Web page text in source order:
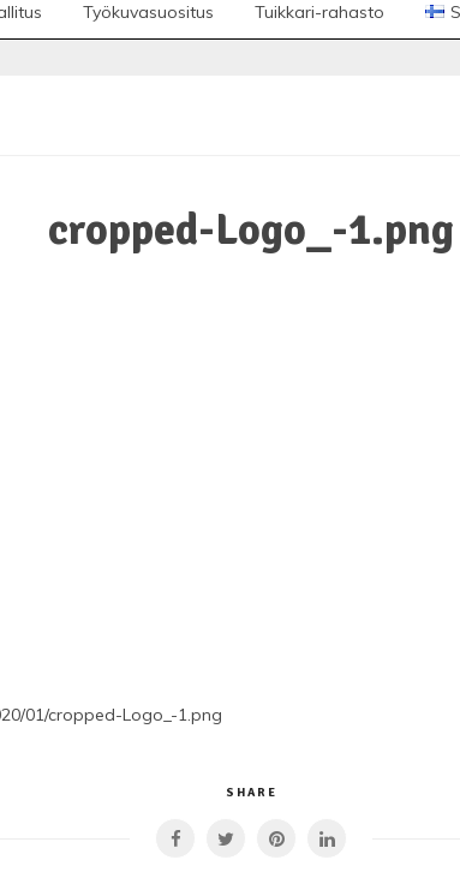
Työkuvasuositus Tuikkari-rahasto
cropped-Logo_-1.png
01/cropped-Logo_-1.png
SHARE